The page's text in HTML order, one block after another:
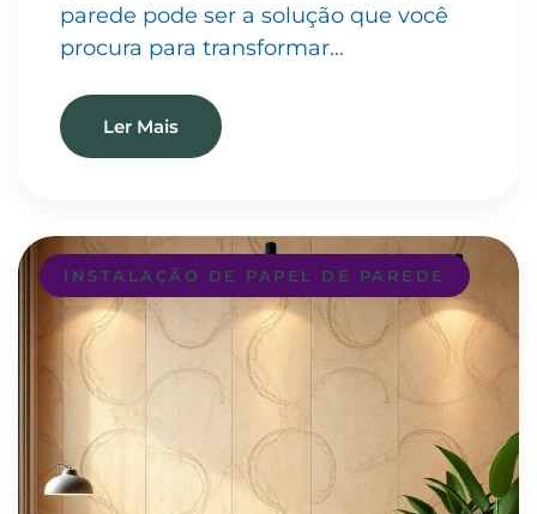
parede pode ser a solução que você
procura para transformar…
Ler Mais
INSTALAÇÃO DE PAPEL DE PAREDE